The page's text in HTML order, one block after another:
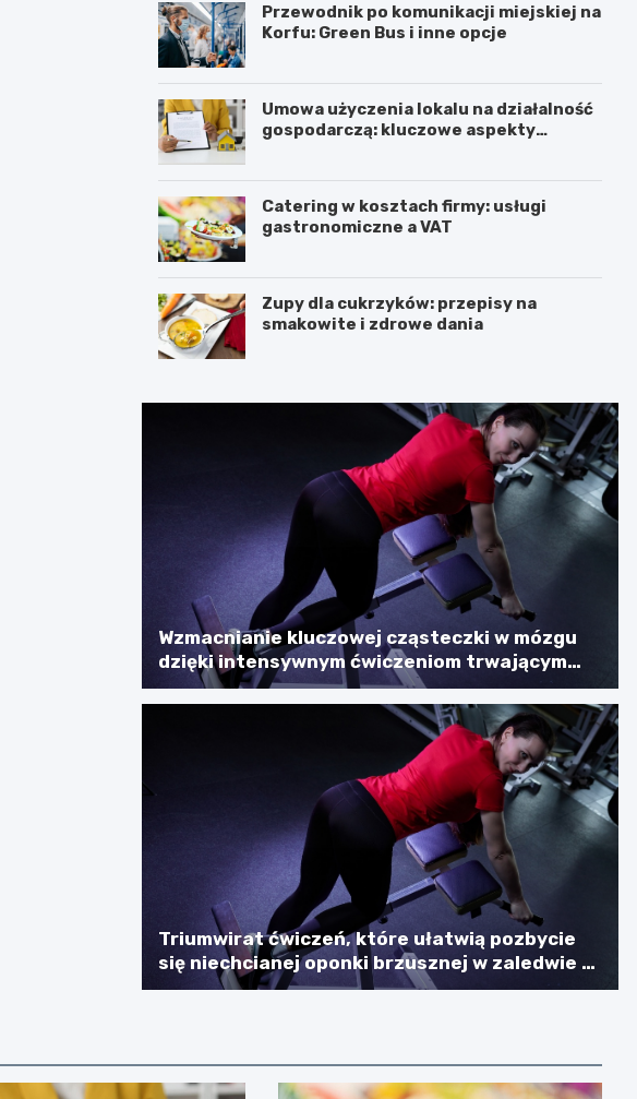
Przewodnik po komunikacji miejskiej na
Korfu: Green Bus i inne opcje
Umowa użyczenia lokalu na działalność
gospodarczą: kluczowe aspekty
Catering w kosztach firmy: usługi
gastronomiczne a VAT
Zupy dla cukrzyków: przepisy na
smakowite i zdrowe dania
Wzmacnianie kluczowej cząsteczki w mózgu
dzięki intensywnym ćwiczeniom trwającym
sześć minut
Triumwirat ćwiczeń, które ułatwią pozbycie
się niechcianej oponki brzusznej w zaledwie 7
minut dziennie